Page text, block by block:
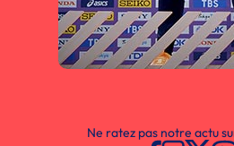
Ne ratez pas notre actu